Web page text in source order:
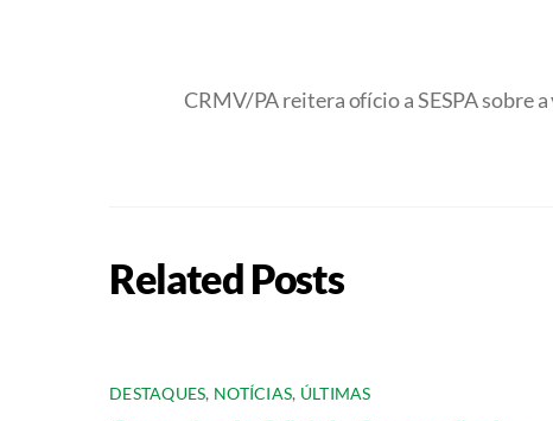
CRMV/PA reitera ofício a SESPA sobre
Related Posts
DESTAQUES, NOTÍCIAS, ÚLTIMAS